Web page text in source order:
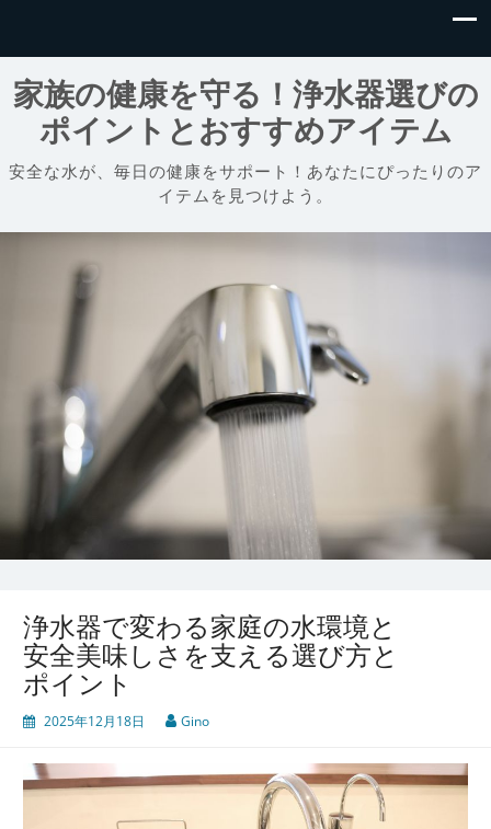
家族の健康を守る！浄水器選びの
ポイントとおすすめアイテム
安全な水が、毎日の健康をサポート！あなたにぴったりのア
イテムを見つけよう。
浄水器で変わる家庭の水環境と
安全美味しさを支える選び方と
ポイント
2025年12月18日 Gino